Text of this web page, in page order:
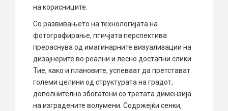
на корисниците.
Со развивањето на технологијата на
фотографирање, птичјата перспектива
прераснува од имагинарните визуализации на
дизајнерите во реални и лесно достапни слики.
Тие, како и плановите, успеваат да претстават
големи целини од структурата на градот,
дополнително збогатени со третата димензија
на изградените волумени. Содржејќи сенки,